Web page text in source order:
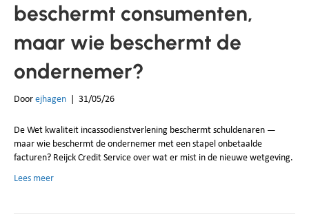
beschermt consumenten,
maar wie beschermt de
ondernemer?
Door ejhagen 31/05/26
De Wet kwaliteit incassodienstverlening beschermt schuldenaren —
maar wie beschermt de ondernemer met een stapel onbetaalde
facturen? Reijck Credit Service over wat er mist in de nieuwe wetgeving.
Lees meer